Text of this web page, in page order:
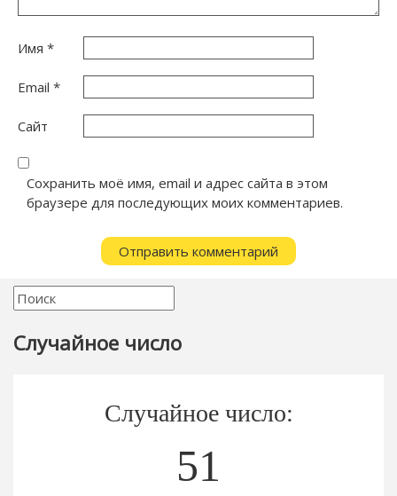
Имя *
Email *
Сайт
Сохранить моё имя, email и адрес сайта в этом
браузере для последующих моих комментариев.
Случайное число
Случайное число:
51